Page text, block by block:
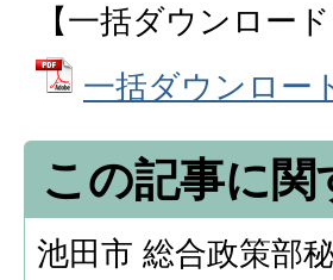
【一括ダウンロード
一括ダウンロー
この記事に
池田市 総合政策部